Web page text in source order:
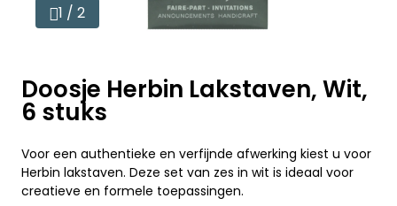
1 / 2
Doosje Herbin Lakstaven, Wit,
6 stuks
Voor een authentieke en verfijnde afwerking kiest u voor
Herbin lakstaven. Deze set van zes in wit is ideaal voor
creatieve en formele toepassingen.